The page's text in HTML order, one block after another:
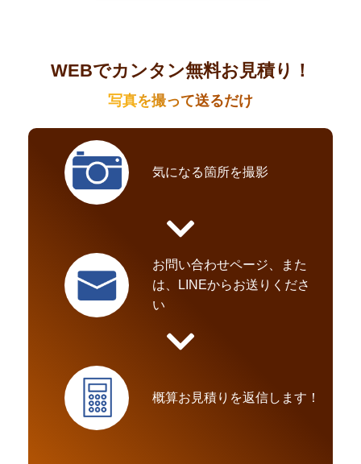
WEBでカンタン無料お見積り！
写真を撮って送るだけ
気になる箇所を撮影
お問い合わせページ、また
は、LINEからお送りくださ
い
概算お見積りを返信します！